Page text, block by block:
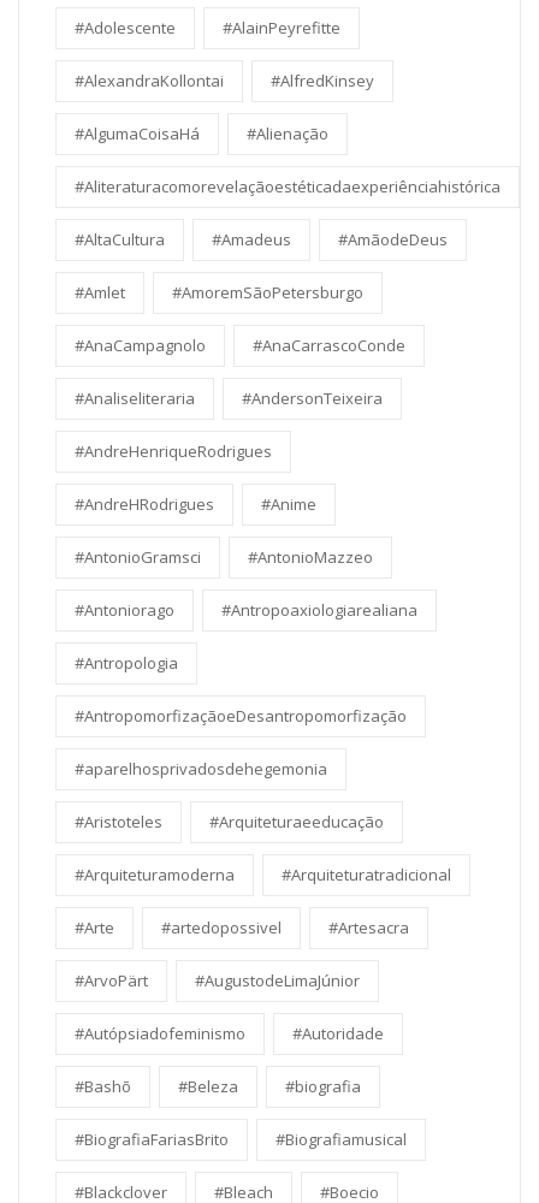
#Adolescente #AlainPeyrefitte
#AlexandraKollontai #AlfredKinsey
#AlgumaCoisaHá #Alienação
#Aliteraturacomorevelaçãoestéticadaexperiênciahistórica
#AltaCultura #Amadeus #AmãodeDeus
#Amlet #AmoremSãoPetersburgo
#AnaCampagnolo #AnaCarrascoConde
#Analiseliteraria #AndersonTeixeira
#AndreHenriqueRodrigues
#AndreHRodrigues #Anime
#AntonioGramsci #AntonioMazzeo
#Antoniorago #Antropoaxiologiarealiana
#Antropologia
#AntropomorfizaçãoeDesantropomorfização
#aparelhosprivadosdehegemonia
#Aristoteles #Arquiteturaeeducação
#Arquiteturamoderna #Arquiteturatradicional
#Arte #artedopossivel #Artesacra
#ArvoPärt #AugustodeLimaJúnior
#Autópsiadofeminismo #Autoridade
#Bashō #Beleza #biografia
#BiografiaFariasBrito #Biografiamusical
#Blackclover #Bleach #Boecio